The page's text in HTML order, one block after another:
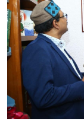
शिक्षा
लाइफस्टाइल
टेक्नोलॉजी
देश